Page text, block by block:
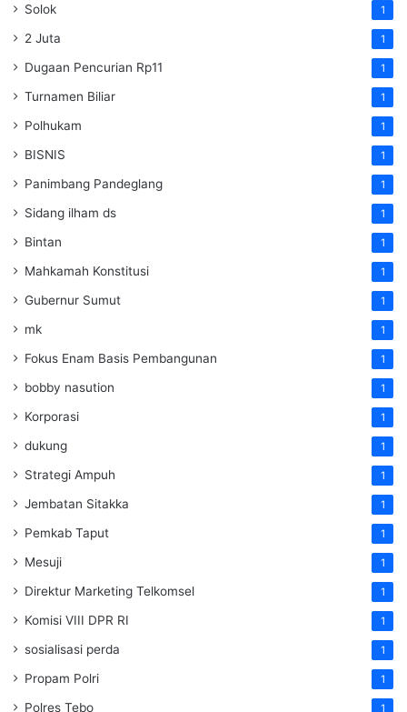
Solok 1
2 Juta 1
Dugaan Pencurian Rp11 1
Turnamen Biliar 1
Polhukam 1
BISNIS 1
Panimbang Pandeglang 1
Sidang ilham ds 1
Bintan 1
Mahkamah Konstitusi 1
Gubernur Sumut 1
mk 1
Fokus Enam Basis Pembangunan 1
bobby nasution 1
Korporasi 1
dukung 1
Strategi Ampuh 1
Jembatan Sitakka 1
Pemkab Taput 1
Mesuji 1
Direktur Marketing Telkomsel 1
Komisi VIII DPR RI 1
sosialisasi perda 1
Propam Polri 1
Polres Tebo 1